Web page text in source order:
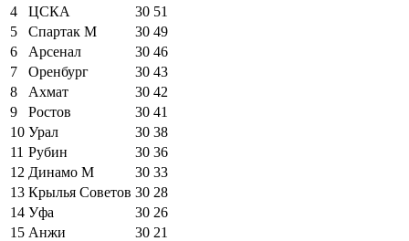
4
ЦСКА 30 51
5
Спартак М 30 49
6
Арсенал 30 46
7
Оренбург 30 43
8
Ахмат 30 42
9
Ростов 30 41
10 Урал 30 38
11 Рубин 30 36
12 Динамо М 30 33
13 Крылья Советов 30 28
14 Уфа 30 26
15 Анжи 30 21